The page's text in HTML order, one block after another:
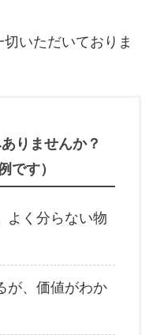
いただいておりま
りませんか？
です）
よく分らない物
が、価値がわか